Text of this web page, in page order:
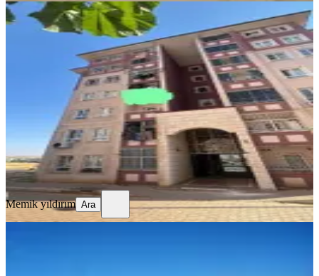
MANZARALI
Gaziantep Gaziler Mahallesi Satılık
2+1 Aydınlık Daire
Gaziantep, Şehitkamil
2+1·75 m²·3. Kat 02.08.2026
2.250.000 ₺
Memik yıldırım
Ara
Memik yıldırım Ara